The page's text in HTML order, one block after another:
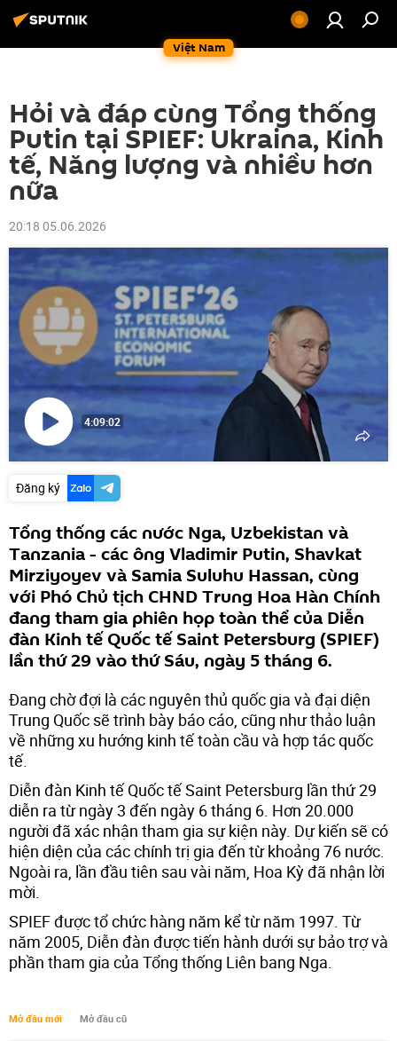
Việt Nam
Hỏi và đáp cùng Tổng thống
Putin tại SPIEF: Ukraina, Kinh
tế, Năng lượng và nhiều hơn
nữa
20:18 05.06.2026
Phát
video
4:09:02
Đăng ký
Tổng thống các nước Nga, Uzbekistan và
Tanzania - các ông Vladimir Putin, Shavkat
Mirziyoyev và Samia Suluhu Hassan, cùng
với Phó Chủ tịch CHND Trung Hoa Hàn Chính
đang tham gia phiên họp toàn thể của Diễn
đàn Kinh tế Quốc tế Saint Petersburg (SPIEF)
lần thứ 29 vào thứ Sáu, ngày 5 tháng 6.
Đang chờ đợi là các nguyên thủ quốc gia và đại diện
Trung Quốc sẽ trình bày báo cáo, cũng như thảo luận
về những xu hướng kinh tế toàn cầu và hợp tác quốc
tế.
Diễn đàn Kinh tế Quốc tế Saint Petersburg lần thứ 29
diễn ra từ ngày 3 đến ngày 6 tháng 6. Hơn 20.000
người đã xác nhận tham gia sự kiện này. Dự kiến sẽ có
hiện diện của các chính trị gia đến từ khoảng 76 nước.
Ngoài ra, lần đầu tiên sau vài năm, Hoa Kỳ đã nhận lời
mời.
SPIEF được tổ chức hàng năm kể từ năm 1997. Từ
năm 2005, Diễn đàn được tiến hành dưới sự bảo trợ và
phần tham gia của Tổng thống Liên bang Nga.
Mở đầu mới Mở đầu cũ